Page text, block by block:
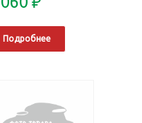
Подробнее